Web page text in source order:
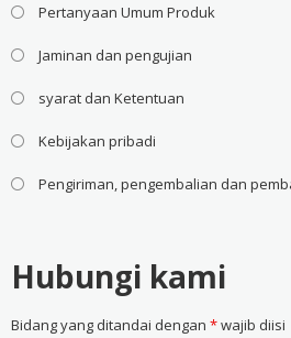
Pertanyaan Umum Produk
Jaminan dan pengujian
syarat dan Ketentuan
Kebijakan pribadi
Pengiriman, pengembalian dan
Hubungi kami
Bidang yang ditandai dengan *wajib diisi